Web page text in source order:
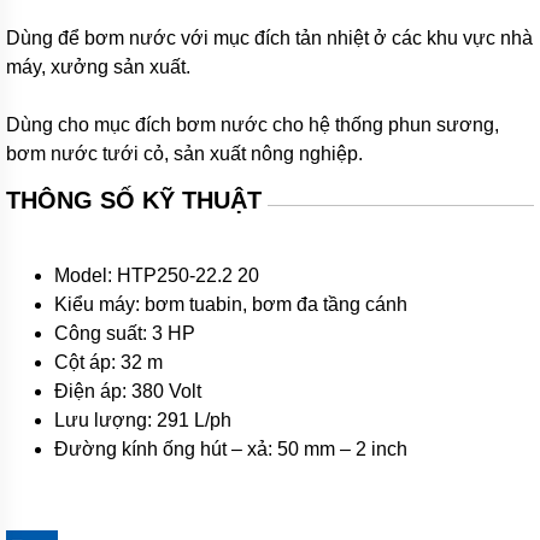
hóa
chất
định
lượng
Bơm
dẫn
bơm
thùng
phuy
Hãng
Dùng để bơm nước với mục đích tản nhiệt ở các khu vực nhà
máy, xưởng sản xuất.
Dùng cho mục đích bơm nước cho hệ thống phun sương,
bơm nước tưới cỏ, sản xuất nông nghiệp.
THÔNG SỐ KỸ THUẬT
Model: HTP250-22.2 20
Kiểu máy: bơm tuabin, bơm đa tầng cánh
Công suất: 3 HP
Cột áp: 32 m
Điện áp: 380 Volt
Lưu lượng: 291 L/ph
Đường kính ống hút – xả: 50 mm – 2 inch